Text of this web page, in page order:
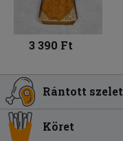
3 390 Ft
Rántott szelet
Köret